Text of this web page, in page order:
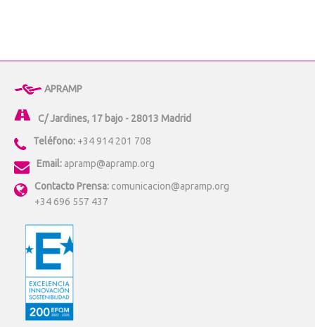
APRAMP
C/ Jardines, 17 bajo - 28013 Madrid
Teléfono: +34 914 201 708
Email: apramp@apramp.org
Contacto Prensa: comunicacion@apramp.org
+34 696 557 437